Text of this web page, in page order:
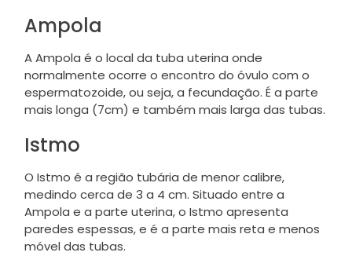
Ampola
A Ampola é o local da tuba uterina onde
normalmente ocorre o encontro do óvulo com o
espermatozoide, ou seja, a fecundação. É a parte
mais longa (7cm) e também mais larga das tubas.
Istmo
O Istmo é a região tubária de menor calibre,
medindo cerca de 3 a 4 cm. Situado entre a
Ampola e a parte uterina, o Istmo apresenta
paredes espessas, e é a parte mais reta e menos
móvel das tubas.